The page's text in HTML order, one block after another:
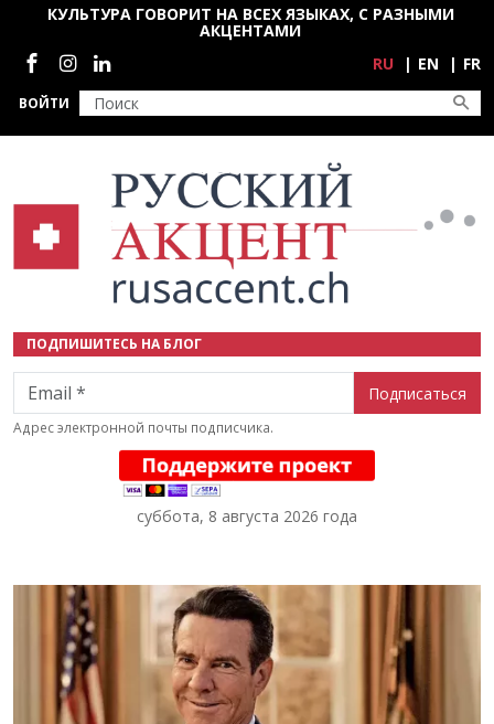
Перейти к основному содержанию
ВОЙТИ
КУЛЬТУРА ГОВОРИТ НА ВСЕХ ЯЗЫКАХ, С РАЗНЫМИ
АКЦЕНТАМИ
Социальные сети
RU EN FR
ПОДПИШИТЕСЬ НА БЛОГ
Email
Адрес электронной почты подписчика.
суббота, 8 августа 2026 года